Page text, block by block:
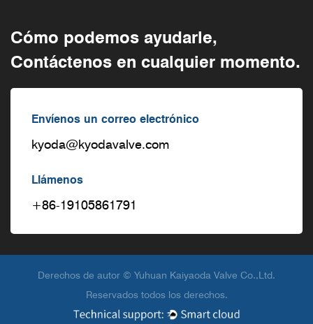
Cómo podemos ayudarle,
Contáctenos en cualquier momento.
Envíenos un correo electrónico
kyoda@kyodavalve.com
Llámenos
+86-19105861791
Derechos de autor © Yuhuan Kaiyaoda Valve Co.,Ltd.
Reservados todos los derechos.